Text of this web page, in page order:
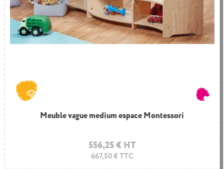
Meuble vague medium espace Montessori
556,25 € HT
667,50 € TTC
Meuble mobile 12 bacs
616,15 € HT
739,38 € TTC